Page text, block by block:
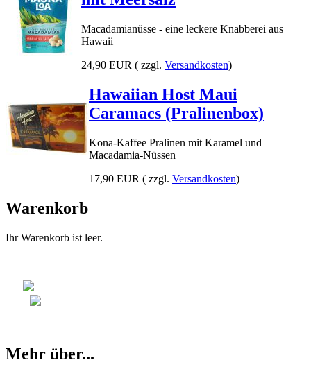
Macadamianüsse - eine leckere Knabberei aus
Hawaii
24,90 EUR ( zzgl. Versandkosten)
Hawaiian Host Maui
Caramacs (Pralinenbox)
Kona-Kaffee Pralinen mit Karamel und
Macadamia-Nüssen
17,90 EUR ( zzgl. Versandkosten)
Warenkorb
Ihr Warenkorb ist leer.
Mehr über...